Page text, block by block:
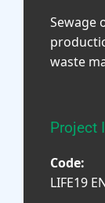
Sewage
waste
Project
Code:
LIFE19